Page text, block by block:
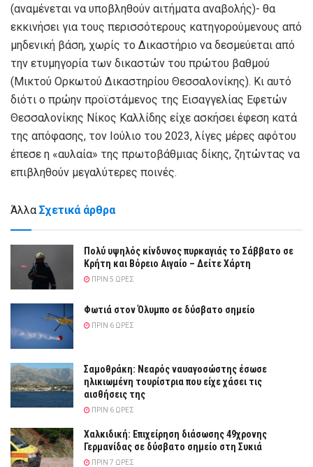
(αναμένεται να υποβληθούν αιτήματα αναβολής)- θα
εκκινήσει για τους περισσότερους κατηγορούμενους από
μηδενική βάση, χωρίς το Δικαστήριο να δεσμεύεται από
την ετυμηγορία των δικαστών του πρώτου βαθμού
(Μικτού Ορκωτού Δικαστηρίου Θεσσαλονίκης). Κι αυτό
διότι ο πρώην προϊστάμενος της Εισαγγελίας Εφετών
Θεσσαλονίκης Νίκος Καλλίδης είχε ασκήσει έφεση κατά
της απόφασης, τον Ιούλιο του 2023, λίγες μέρες αφότου
έπεσε η «αυλαία» της πρωτοβάθμιας δίκης, ζητώντας να
επιβληθούν μεγαλύτερες ποινές.
Άλλα Σχετικά άρθρα
Πολύ υψηλός κίνδυνος πυρκαγιάς το Σάββατο σε
Κρήτη και Βόρειο Αιγαίο – Δείτε Χάρτη
ΠΡΙΝ 5 ΏΡΕΣ
Φωτιά στον Όλυμπο σε δύσβατο σημείο
ΠΡΙΝ 6 ΏΡΕΣ
Σαμοθράκη: Νεαρός ναυαγοσώστης έσωσε
ηλικιωμένη τουρίστρια που είχε χάσει τις
αισθήσεις της
ΠΡΙΝ 6 ΏΡΕΣ
Χαλκιδική: Επιχείρηση διάσωσης 49χρονης
Γερμανίδας σε δύσβατο σημείο στη Συκιά
ΠΡΙΝ 7 ΏΡΕΣ